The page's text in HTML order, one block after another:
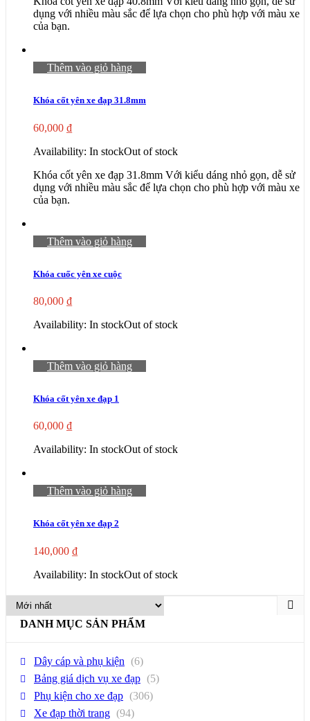
dụng với nhiều màu sắc để lựa chọn cho phù hợp với màu xe
của bạn.
Thêm vào giỏ hàng
Khóa cốt yên xe đạp 31.8mm
60,000 ₫
Availability: In stockOut of stock
Khóa cốt yên xe đạp 31.8mm Với kiểu dáng nhỏ gọn, dễ sử
dụng với nhiều màu sắc để lựa chọn cho phù hợp với màu xe
của bạn.
Thêm vào giỏ hàng
Khóa cuốc yên xe cuộc
80,000 ₫
Availability: In stockOut of stock
Thêm vào giỏ hàng
Khóa cốt yên xe đạp 1
60,000 ₫
Availability: In stockOut of stock
Thêm vào giỏ hàng
Khóa cốt yên xe đạp 2
140,000 ₫
Availability: In stockOut of stock
DANH MỤC SẢN PHẨM
Dây cáp và phụ kiện (6)
Bảng giá dịch vụ xe đạp (5)
Phụ kiện cho xe đạp (306)
Xe đạp thời trang (94)